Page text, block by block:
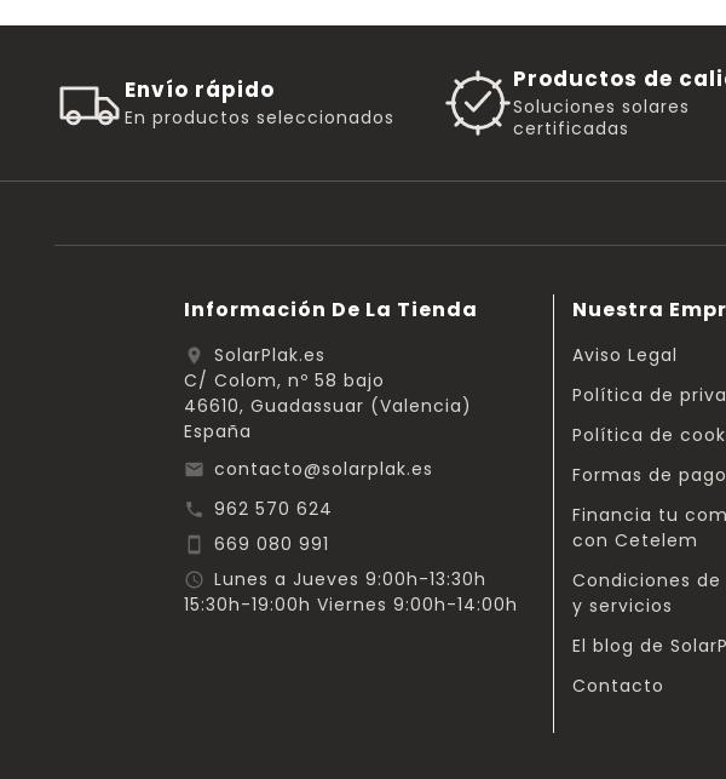
Envío rápido
En productos seleccionados
Productos de
Soluciones solares
certificadas
Información De La Tienda
location_on
SolarPlak.es
C/ Colom, nº 58 bajo
46610, Guadassuar (Valencia)
España
email contacto@solarplak.es
call 962 570 624
smartphone 669 080 991
schedule Lunes a Jueves 9:00h-13:30h
15:30h-19:00h Viernes 9:00h-14:00h
Nuestra
Aviso Legal
Política de
Política de
Formas de pago
Financia tu
con Cetelem
Condiciones
y servicios
El blog de
Contacto